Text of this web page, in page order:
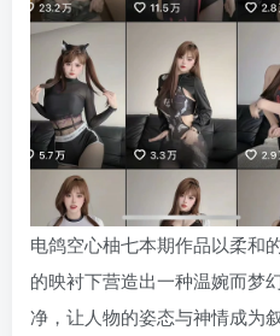
电鸽空心柚七本期作品以柔和
的映衬下营造出一种温婉而梦
净，让人物的姿态与神情成为